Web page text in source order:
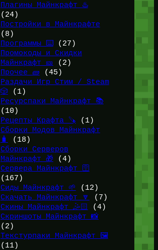
Плагины Майнкрафт ♨️
(24)
Постройки в Майнкрафте
(8)
Программы ⌨️(27)
Промокоды и Скидки
Майнкрафт 🎫
(2)
Прочее 🧱 (45)
Раздачи Игр Стим / Steam
🎲 (1)
Ресурспаки Майнкрафт 📚
(10)
Рецепты Крафта 🪚 (1)
Сборки Модов Майнкрафт
🧳
(18)
Сборки Серверов
Майнкрафт 🎁 (4)
Сервера Майнкрафт 🛜
(167)
Сиды Майнкрафт 🌱
(12)
Скачать Майнкрафт 🔽
(7)
Скины Майнкрафт 🤹🏻
(4)
Скриншоты Майнкрафт 📸
(2)
Текстурпаки Майнкрафт 🖼️
(11)